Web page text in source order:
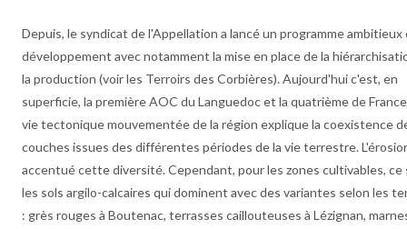
Depuis, le syndicat de l'Appellation a lancé un programme ambitieux
développement avec notamment la mise en place de la
la production (voir les Terroirs des Corbières). Aujourd'hui c'est, en
superficie, la première AOC du Languedoc et la quatrième de
vie tectonique mouvementée de la région explique la coexistence
couches issues des différentes périodes de la vie terrestre.
accentué cette diversité. Cependant, pour les zones cultivables, ce
les sols argilo-calcaires qui dominent avec des variantes selon les
: grès rouges à Boutenac, terrasses caillouteuses à Lézignan,